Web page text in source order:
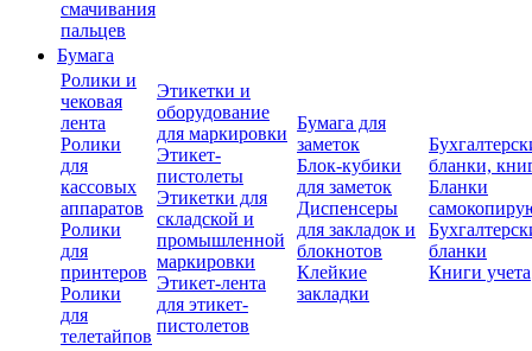
смачивания
пальцев
Бумага
Ролики и
чековая
лента
Ролики
для
кассовых
аппаратов
Ролики
для
принтеров
Ролики
для
телетайпов
Этикетки и
оборудование
для маркировки
Этикет-
пистолеты
Этикетки для
складской и
промышленной
маркировки
Этикет-лента
для этикет-
пистолетов
Бумага для
заметок
Блок-кубики
для заметок
Диспенсеры
для закладок и
блокнотов
Клейкие
закладки
бланки,
Бланки
бланки
Книги учета